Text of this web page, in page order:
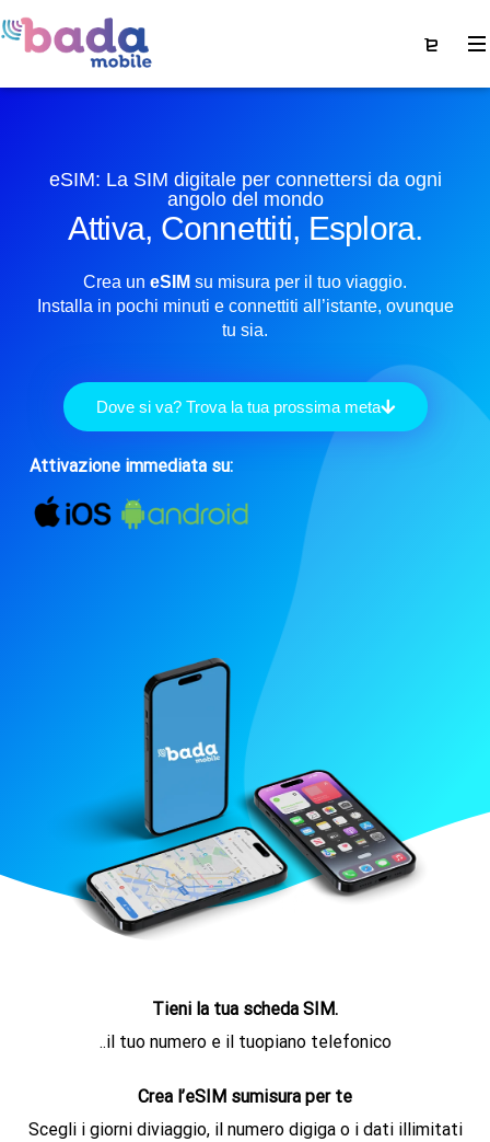
eSIM: La SIM digitale per connettersi da ogni
angolo del mondo
Attiva, Connettiti, Esplora.
Crea un eSIM su misura per il tuo viaggio.
Installa in pochi minuti e connettiti all’istante, ovunque
tu sia.
Dove si va? Trova la tua prossima meta
Tieni la tua scheda SIM.
..il tuo numero e il tuopiano telefonico
Crea l’eSIM sumisura per te
Scegli i giorni diviaggio, il numero digiga o i dati illimitati